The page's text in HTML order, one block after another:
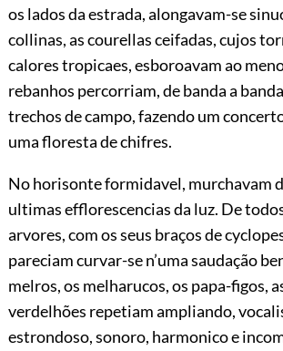
os lados da estrada, alongavam-se
collinas, as courellas ceifadas, cujos
calores tropicaes, esboroavam ao
rebanhos percorriam, de banda a
trechos de campo, fazendo um
uma floresta de chifres.
No horisonte formidavel, murchavam
ultimas efflorescencias da luz. De
arvores, com os seus braços de
pareciam curvar-se n’uma saudação
melros, os melharucos, os papa-figos,
verdelhões repetiam ampliando,
estrondoso, sonoro, harmonico e